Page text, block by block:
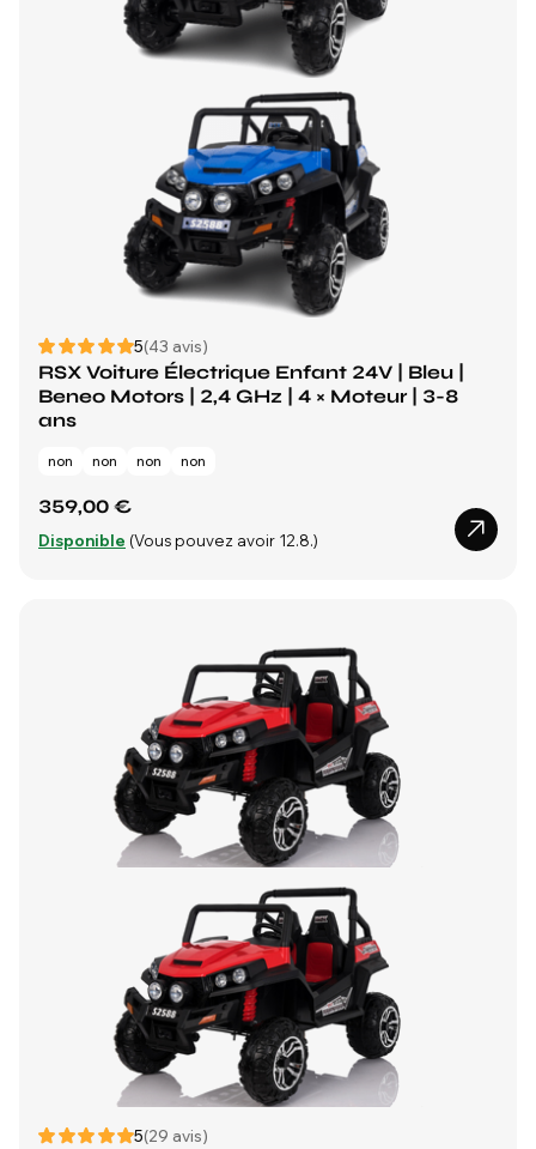
5(43 avis)
RSX Voiture Électrique Enfant 24V | Bleu |
Beneo Motors | 2,4 GHz | 4 × Moteur | 3-8
ans
non non non non
359,00 €
Disponible (Vous pouvez avoir 12.8.)
5(29 avis)